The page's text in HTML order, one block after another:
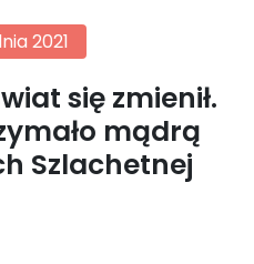
2021
się zmienił.
mądrą
Szlachetnej